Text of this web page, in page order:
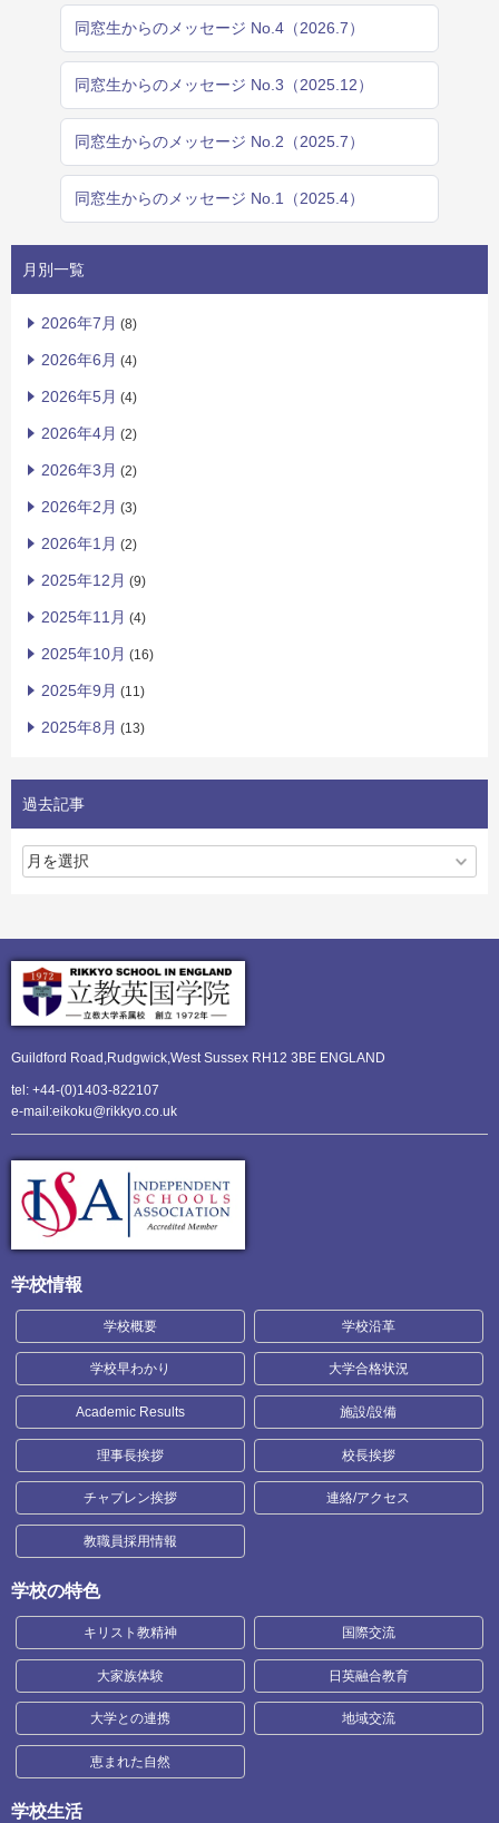
同窓生からのメッセージ No.4（2026.7）
同窓生からのメッセージ No.3（2025.12）
同窓生からのメッセージ No.2（2025.7）
同窓生からのメッセージ No.1（2025.4）
月別一覧
2026年7月 (8)
2026年6月 (4)
2026年5月 (4)
2026年4月 (2)
2026年3月 (2)
2026年2月 (3)
2026年1月 (2)
2025年12月 (9)
2025年11月 (4)
2025年10月 (16)
2025年9月 (11)
2025年8月 (13)
過去記事
Guildford Road,Rudgwick,West Sussex RH12 3BE ENGLAND
tel: +44-(0)1403-822107
e-mail:eikoku@rikkyo.co.uk
学校情報
学校概要 学校沿革
学校早わかり 大学合格状況
Academic Results 施設/設備
理事長挨拶 校長挨拶
チャプレン挨拶 連絡/アクセス
教職員採用情報
学校の特色
キリスト教精神 国際交流
大家族体験 日英融合教育
大学との連携 地域交流
恵まれた自然
学校生活